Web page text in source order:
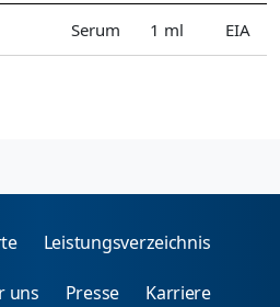
Serum 1 ml EIA
Leistungsverzeichnis
uns Presse Karriere